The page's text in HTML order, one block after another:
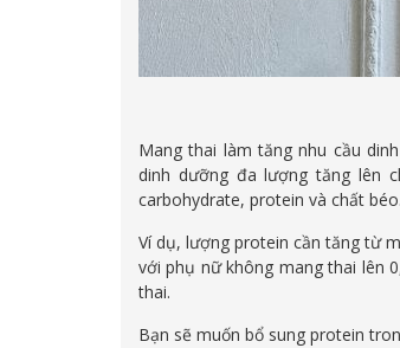
Mang thai làm tăng nhu cầu
dinh dưỡng đa lượng tăng lên
carbohydrate, protein và chất béo.
Ví dụ, lượng protein cần tăng từ
với phụ nữ không mang thai lên
thai.
Bạn sẽ muốn bổ sung protein